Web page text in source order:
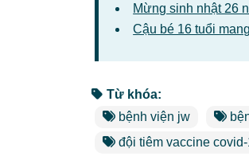
Mừng sinh nhật 26
Cậu bé 16 tuổi
Từ khóa:
bệnh viện jw
đội tiêm vaccine